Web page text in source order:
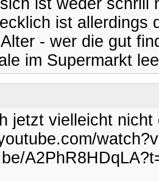
ist allerdings
- wer die gut
im Supermarkt
jetzt vielleicht